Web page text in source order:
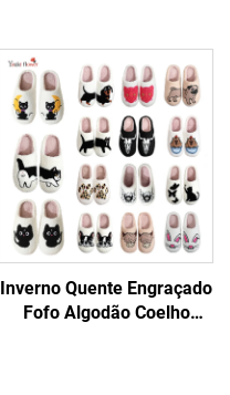
Inverno Quente Engraçado
Fofo Algodão Coelho